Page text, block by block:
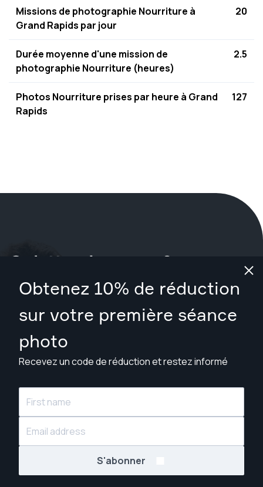
Obtenez 10% de réduction
sur votre première séance
photo
Recevez un code de réduction et restez informé
S'abonner
Missions de photographie Nourriture à
Grand Rapids par jour
20
Durée moyenne d'une mission de
photographie Nourriture (heures)
2.5
Photos Nourriture prises par heure à Grand
Rapids
127
Qu'attendez-vous ?
Réservez votre séance maintenantà Grand Rapids.
© Snappr Inc. 2026, tous droits réservés.